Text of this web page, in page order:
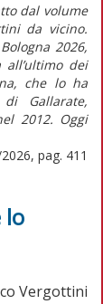
dal volume
da vicino.
2026,
dei
che lo ha
Gallarate,
2012. Oggi
pag. 411
lo
Vergottini